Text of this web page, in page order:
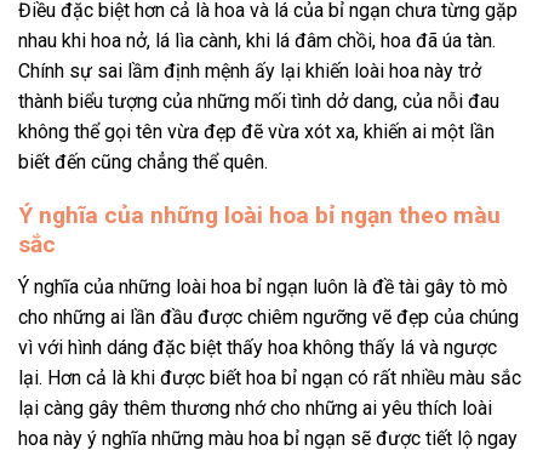
Điều đặc biệt hơn cả là hoa và lá của bỉ ngạn chưa từng gặp
nhau khi hoa nở, lá lìa cành, khi lá đâm chồi, hoa đã úa tàn.
Chính sự sai lầm định mệnh ấy lại khiến loài hoa này trở
thành biểu tượng của những mối tình dở dang, của nỗi đau
không thể gọi tên vừa đẹp đẽ vừa xót xa, khiến ai một lần
biết đến cũng chẳng thể quên.
Ý nghĩa của những loài hoa bỉ ngạn theo màu
sắc
Ý nghĩa của những loài hoa bỉ ngạn luôn là đề tài gây tò mò
cho những ai lần đầu được chiêm ngưỡng vẽ đẹp của chúng
vì với hình dáng đặc biệt thấy hoa không thấy lá và ngược
lại. Hơn cả là khi được biết hoa bỉ ngạn có rất nhiều màu sắc
lại càng gây thêm thương nhớ cho những ai yêu thích loài
hoa này ý nghĩa những màu hoa bỉ ngạn sẽ được tiết lộ ngay